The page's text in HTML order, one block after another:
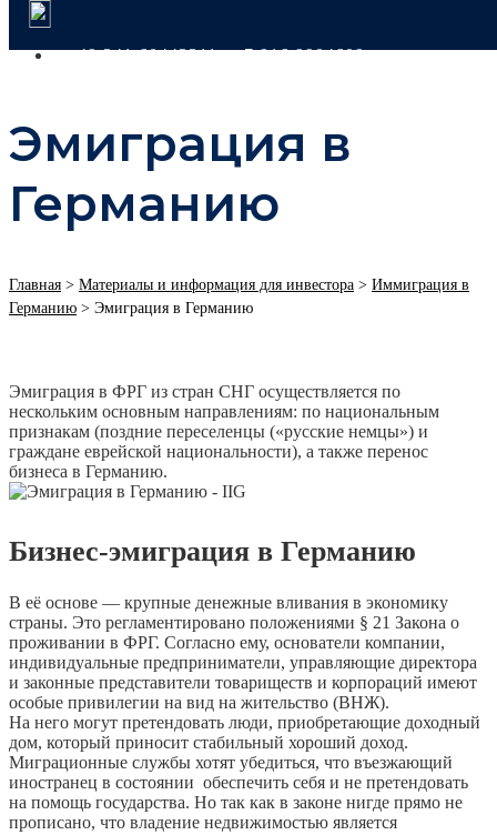
+49 341 60443311 +7 916 9904609
Эмиграция в
Германию
Главная > Материалы и информация для инвестора > Иммиграция в
Германию > Эмиграция в Германию
Эмиграция в ФРГ из стран СНГ осуществляется по
нескольким основным направлениям: по национальным
признакам (поздние переселенцы («русские немцы») и
граждане еврейской национальности), а также перенос
бизнеса в Германию.
Бизнес-эмиграция в Германию
В её основе — крупные денежные вливания в экономику
страны. Это регламентировано положениями § 21 Закона о
проживании в ФРГ. Согласно ему, основатели компании,
индивидуальные предприниматели, управляющие директора
и законные представители товариществ и корпораций имеют
особые привилегии на вид на жительство (ВНЖ).
На него могут претендовать люди, приобретающие доходный
дом, который приносит стабильный хороший доход.
Миграционные службы хотят убедиться, что въезжающий
иностранец в состоянии обеспечить себя и не претендовать
на помощь государства. Но так как в законе нигде прямо не
прописано, что владение недвижимостью является